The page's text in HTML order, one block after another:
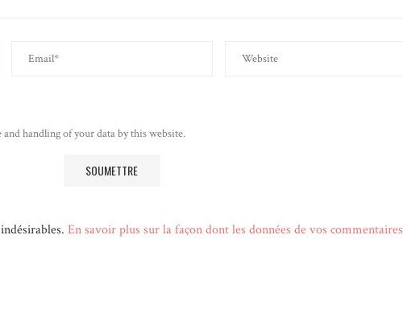
handling of your data by this website.
En savoir plus sur la façon dont les données de vos commentaires